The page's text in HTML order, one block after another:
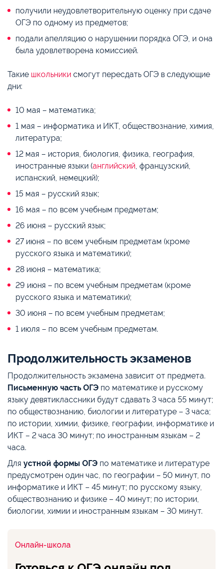
получили неудовлетворительную оценку при сдаче
ОГЭ по одному из предметов;
подали апелляцию о нарушении порядка ОГЭ, и она
была удовлетворена комиссией.
Такие школьники смогут пересдать ОГЭ в следующие
дни:
10 мая – математика;
1 мая – информатика и ИКТ, обществознание, химия,
литература;
12 мая – история, биология, физика, география,
иностранные языки (английский, французский,
испанский, немецкий);
15 мая – русский язык;
16 мая – по всем учебным предметам;
26 июня – русский язык;
27 июня – по всем учебным предметам (кроме
русского языка ‎и математики);
28 июня – математика;
29 июня – по всем учебным предметам (кроме
русского языка ‎и математики);
30 июня – по всем учебным предметам;
1 июля – по всем учебным предметам.
Продолжительность экзаменов
Продолжительность экзамена зависит от предмета.
Письменную часть ОГЭ по математике и русскому
языку девятиклассники будут сдавать 3 часа 55 минут;
по обществознанию, биологии и литературе – 3 часа;
по истории, химии, физике, географии, информатике и
ИКТ – 2 часа 30 минут; по иностранным языкам – 2
часа.
Для устной формы ОГЭ по математике и литературе
предусмотрен ‎один час, по географии – 50 минут, по
информатике и ИКТ – 45 минут; по русскому языку,
обществознанию и физике – 40 минут; по истории,
биологии, химии и иностранным языкам – 30 минут.
Онлайн-школа